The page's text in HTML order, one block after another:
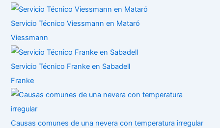
Servicio Técnico Viessmann en Mataró
Viessmann
Servicio Técnico Franke en Sabadell
Franke
Causas comunes de una nevera con temperatura irregular